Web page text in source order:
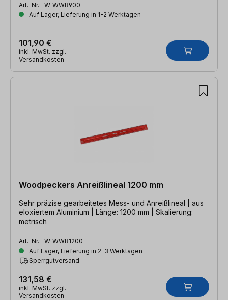
Art.-Nr.: W-WWR900
Auf Lager, Lieferung in 1-2 Werktagen
101,90 €
inkl. MwSt. zzgl.
Versandkosten
Woodpeckers Anreißlineal 1200 mm
Sehr präzise gearbeitetes Mess- und Anreißlineal | aus
eloxiertem Aluminium | Länge: 1200 mm | Skalierung:
metrisch
Art.-Nr.: W-WWR1200
Auf Lager, Lieferung in 2-3 Werktagen
Sperrgutversand
131,58 €
inkl. MwSt. zzgl.
Versandkosten